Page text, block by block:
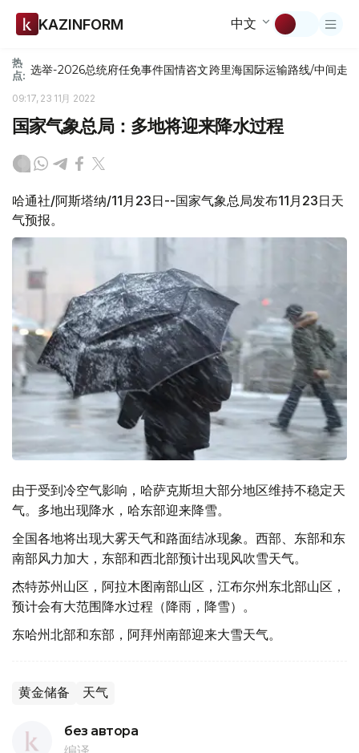
KAZINFORM 中文
热
点: 选举-2026总统府任免事件国情咨文跨里海国际运输路线/中间走廊
09:17, 23 11月 2022
国家气象总局：多地将迎来降水过程
哈通社/阿斯塔纳/11月23日--国家气象总局发布11月23日天
气预报。
由于受到冷空气影响，哈萨克斯坦大部分地区维持不稳定天
气。多地出现降水，哈东部迎来降雪。
全国各地将出现大雾天气和路面结冰现象。西部、东部和东
南部风力加大，东部和西北部预计出现风吹雪天气。
杰特苏州山区，阿拉木图南部山区，江布尔州东北部山区，
预计会有大范围降水过程（降雨，降雪）。
东哈州北部和东部，阿拜州南部迎来大雪天气。
黄金储备 天气
без автора